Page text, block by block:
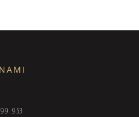
953